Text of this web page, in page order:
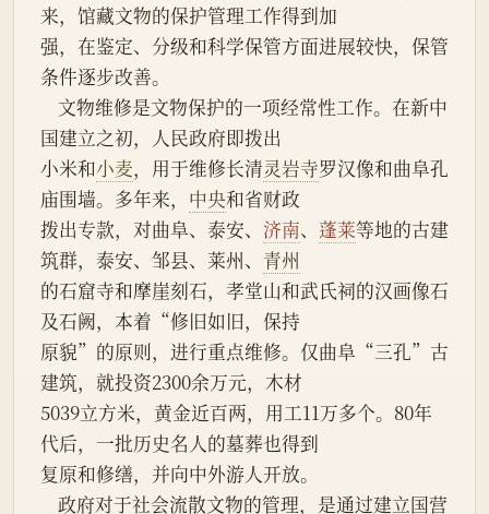
来，馆藏文物的保护管理工作得到加
强，在鉴定、分级和科学保管方面进展较快，保管
条件逐步改善。
国建立之初，人民政府即拨出
小米和小麦，用于维修长清灵岩寺罗汉像和曲阜孔
庙围墙。多年来， 中央和省财政
拨出专款，对曲阜、泰安、 济南、 蓬莱等地的古建
筑群，泰安、邹县、莱州、 青州
的石窟寺和摩崖刻石，孝堂山和武氏祠的汉画像石
及石阙，本着“修旧如旧，保持
原貌”的原则，进行重点维修。仅曲阜“三孔”古
建筑，就投资2300余万元，木材
5039立方米，黄金近百两，用工11万多个。80年
代后，一批历史名人的墓葬也得到
复原和修缮，并向中外游人开放。